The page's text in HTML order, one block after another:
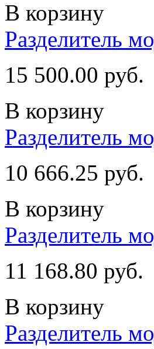
В корзину
Разделитель
15 500.00 руб.
В корзину
Разделитель
10 666.25 руб.
В корзину
Разделитель
11 168.80 руб.
В корзину
Разделитель